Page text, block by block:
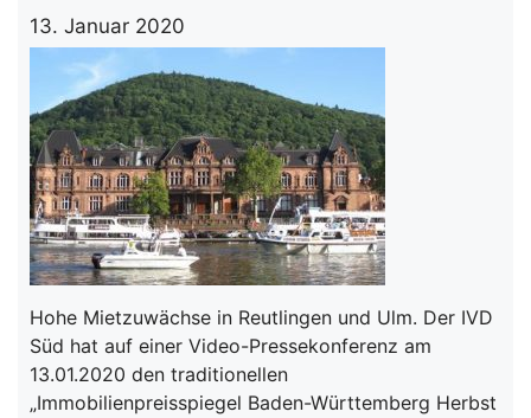
13. Januar 2020
Hohe Mietzuwächse in Reutlingen und Ulm. Der IVD
Süd hat auf einer Video-Pressekonferenz am
13.01.2020 den traditionellen
„Immobilienpreisspiegel Baden-Württemberg Herbst